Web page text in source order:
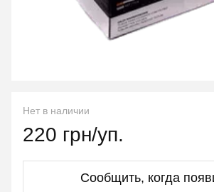
Нет в наличии
220 грн/уп.
Сообщить, когда